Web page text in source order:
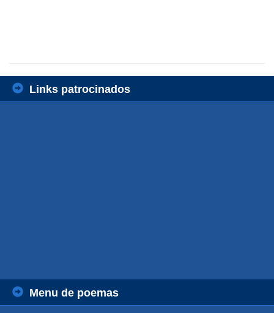
Links patrocinados
Menu de poemas